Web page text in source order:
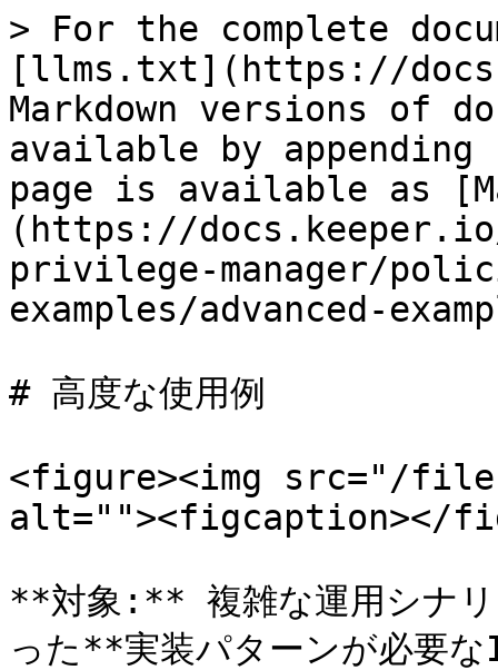
> For the complete
[llms.txt](https://
Markdown versions of
available by
page is available as
(https://
privilege-manager/
examples/advanced-
# 高度な使用例
<figure><img src="/files/
alt=""><figcaption></
**対象:** 複雑な運用シナリ
った**実装パターンが必要